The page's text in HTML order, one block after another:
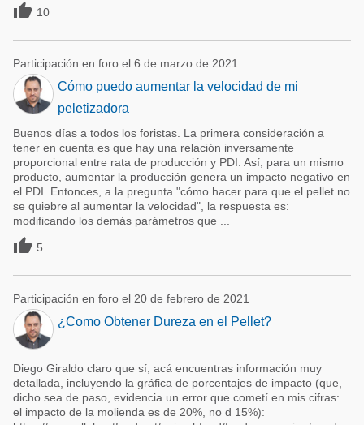
 10
Participación en foro el 6 de marzo de 2021
Cómo puedo aumentar la velocidad de mi
peletizadora
Buenos días a todos los foristas. La primera consideración a
tener en cuenta es que hay una relación inversamente
proporcional entre rata de producción y PDI. Así, para un mismo
producto, aumentar la producción genera un impacto negativo en
el PDI. Entonces, a la pregunta "cómo hacer para que el pellet no
se quiebre al aumentar la velocidad", la respuesta es:
modificando los demás parámetros que ...
 5
Participación en foro el 20 de febrero de 2021
¿Como Obtener Dureza en el Pellet?
Diego Giraldo claro que sí, acá encuentras información muy
detallada, incluyendo la gráfica de porcentajes de impacto (que,
dicho sea de paso, evidencia un error que cometí en mis cifras:
el impacto de la molienda es de 20%, no d 15%):